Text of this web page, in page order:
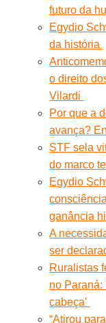
futuro da
Egydio
da história
o direito
Vilardi
Por que a
avança?
STF sela
do marco
Egydio
ganância
A
ser
Ruralistas
no Paraná:
cabeça'
“Atirou